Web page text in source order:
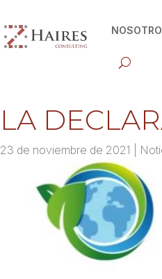
LA
23 de noviembre de 2021